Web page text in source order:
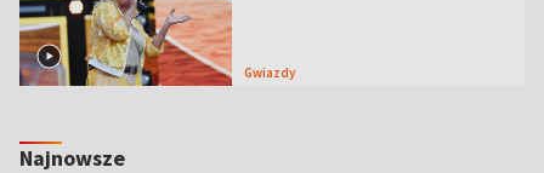
Gwiazdy
Najnowsze